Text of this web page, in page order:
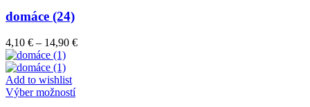
variantov.
vybrať
na
domáce (24)
4,10 € – 14,90 €Price
Add to wishlist
Výber možnostíTento